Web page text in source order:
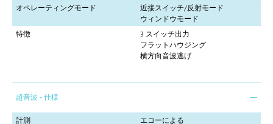
オペレーティングモード
近接スイッチ/反射モード
ウィンドウモード
特徴
3 スイッチ出力
フラットハウジング
横方向音波逃げ
超音波 - 仕様
計測
エコーによる